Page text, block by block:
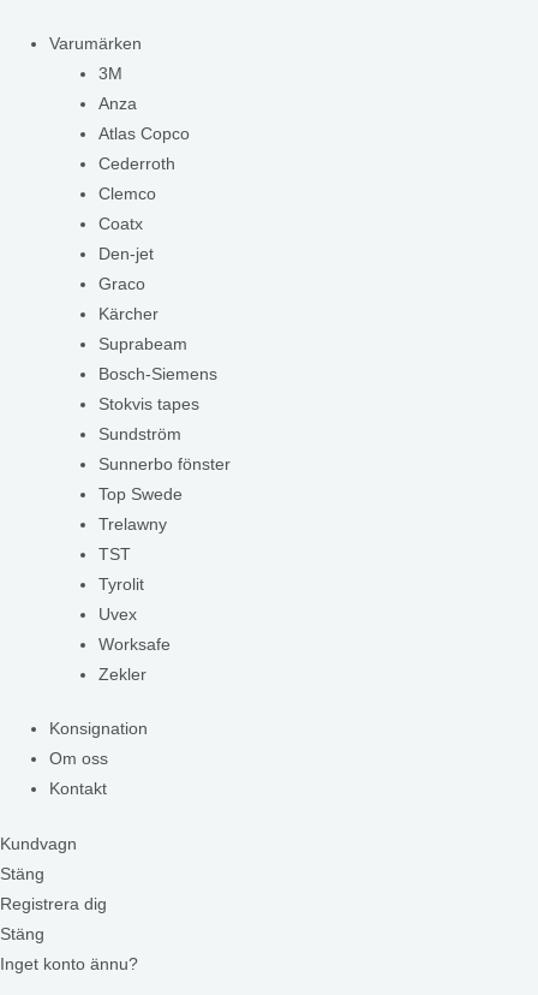
Varumärken
3M
Anza
Atlas Copco
Cederroth
Clemco
Coatx
Den-jet
Graco
Kärcher
Suprabeam
Bosch-Siemens
Stokvis tapes
Sundström
Sunnerbo fönster
Top Swede
Trelawny
TST
Tyrolit
Uvex
Worksafe
Zekler
Konsignation
Om oss
Kontakt
Kundvagn
Stäng
Registrera dig
Stäng
Inget konto ännu?